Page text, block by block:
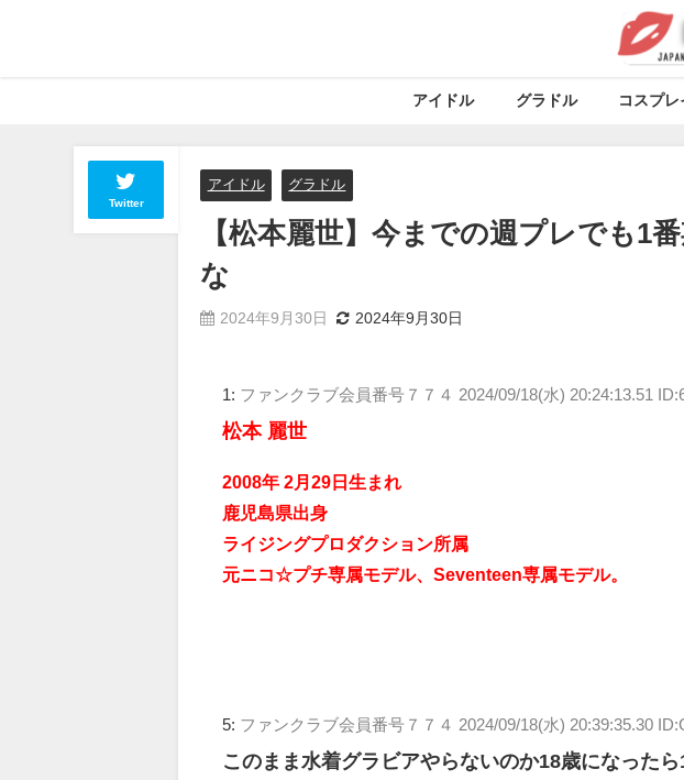
アイドル グラドル コスプレ
Twitter
アイドル グラドル
【松本麗世】今までの週プレでも1
な
2024年9月30日 2024年9月30日
1: ファンクラブ会員番号７７４ 2024/09/18(水) 20:24:13.51
松本 麗世
2008年 2月29日生まれ
鹿児島県出身
ライジングプロダクション所属
元ニコ☆プチ専属モデル、Seventeen専属モデル。
5: ファンクラブ会員番号７７４ 2024/09/18(水) 20:39:35.30
このまま水着グラビアやらないのか18歳になった